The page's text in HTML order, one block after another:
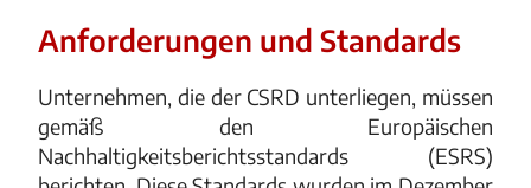
Anforderungen und Standards
Unternehmen, die der CSRD unterliegen, müssen
gemäß den Europäischen
Nachhaltigkeitsberichtsstandards (ESRS)